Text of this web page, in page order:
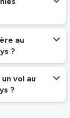
au
?
vol au
?